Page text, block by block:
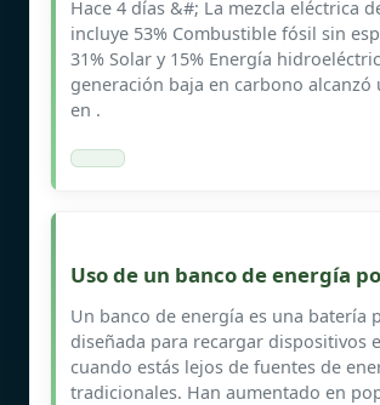
Hace 4 días &#; La mezcla eléctrica
incluye 53% Combustible fósil sin
31% Solar y 15% Energía
generación baja en carbono alcanzó
en .
Uso de un banco de energía
Un banco de energía es una batería
diseñada para recargar dispositivos
cuando estás lejos de fuentes de
tradicionales. Han aumentado en